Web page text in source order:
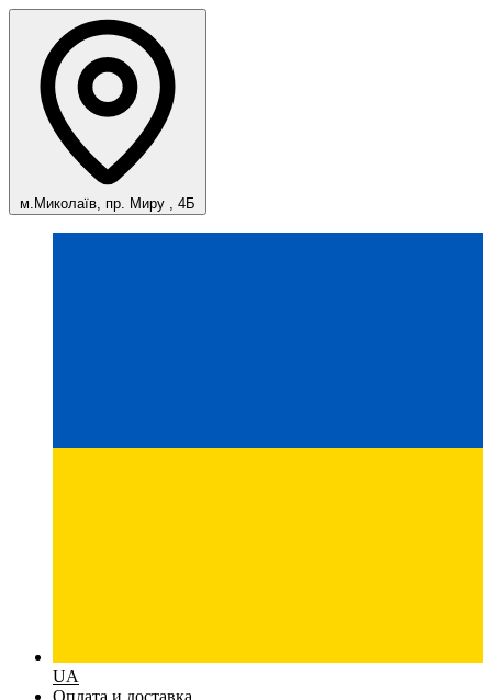
м.Миколаїв, пр. Миру , 4Б
UA
Оплата и доставка